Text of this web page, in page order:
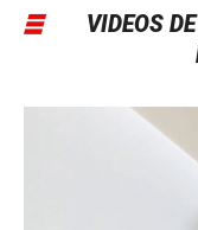
VIDEOS